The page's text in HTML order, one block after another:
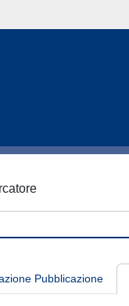
Pubblicazione